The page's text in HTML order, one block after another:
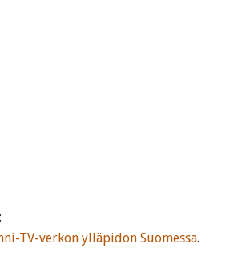
TV-verkon ylläpidon Suomessa.